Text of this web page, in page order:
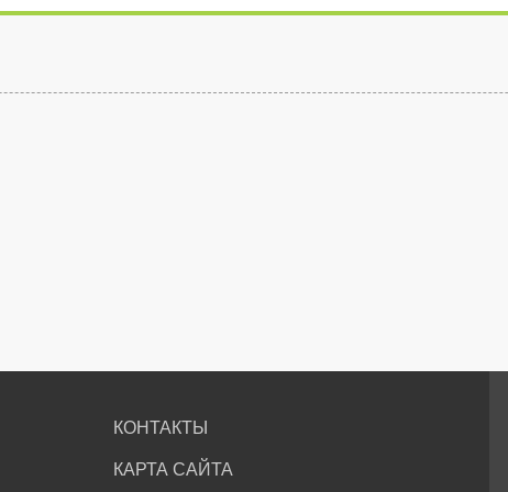
КОНТАКТЫ
КАРТА САЙТА